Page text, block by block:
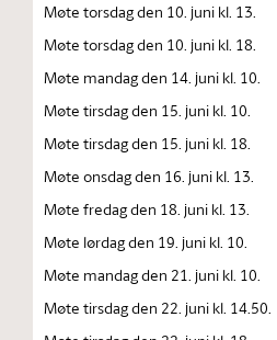
Møte torsdag den 10. juni kl. 13.
Møte torsdag den 10. juni kl. 18.
Møte mandag den 14. juni kl. 10.
Møte tirsdag den 15. juni kl. 10.
Møte tirsdag den 15. juni kl. 18.
Møte onsdag den 16. juni kl. 13.
Møte fredag den 18. juni kl. 13.
Møte lørdag den 19. juni kl. 10.
Møte mandag den 21. juni kl. 10.
Møte tirsdag den 22. juni kl. 14.50.